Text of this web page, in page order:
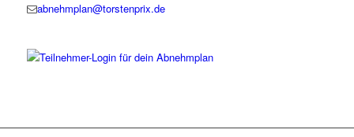
abnehmplan@torstenprix.de